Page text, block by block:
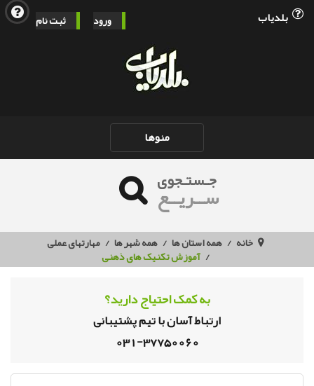
ورود ثبت نام بلدیاب
Toggle
navigation
منوها
جـستـجوی
ســریــع
خانه همه استان ها همه شهر ها مهارتهای عملی
آموزش تکنیک های ذهنی
به کمک احتیاج دارید؟
ارتباط آسان با تیم پشتیبانی
031-37750060